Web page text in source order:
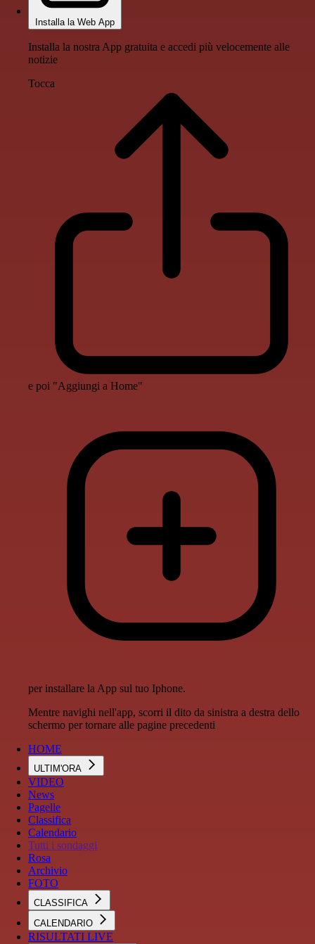
Installa la Web App
Installa la nostra App gratuita e accedi più velocemente alle
notizie
Tocca
e poi "Aggiungi a Home"
per installare la App sul tuo Iphone.
Mentre navighi nell'app, scorri il dito da sinistra a destra dello
schermo per tornare alle pagine precedenti
HOME
ULTIM'ORA
VIDEO
News
Pagelle
Classifica
Calendario
Tutti i sondaggi
Rosa
Archivio
FOTO
CLASSIFICA
CALENDARIO
RISULTATI LIVE